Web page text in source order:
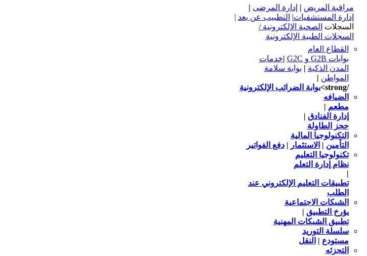
مراقبة المريض | إدارة المرضى |
إدارة المستشفيات| التطبيب عن بعد |
السجلات الصحية الإلكترونية /
السجلات الطبية الإلكترونية
القطاع العام
بوابات G2B و G2C
|خدمات
المدن الذكية | بوابة سلامة
المواطن |
/strong>
بوابة الضرائب الإلكترونية
الضيافه
مطعم |
إدارة الفنادق |
حجز الطاولة
التكنولوجيا المالية
التأمين | الاستثمار |دفع الفواتير
تكنولوجيا التعليم
نظام إدارة التعلم
|
تطبيقات التعليم الإلكتروني عند
الطلب
الشبكات الاجتماعية
يؤرخ التطبيق |
تطبيق الشبكات المهنية
سلسلة التوريد
مستودع | النقل
التجزئه